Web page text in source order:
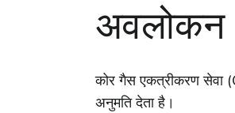
अवलोकन
कोर गैस एकत्रीकरण सेवा
अनुमति देता है।